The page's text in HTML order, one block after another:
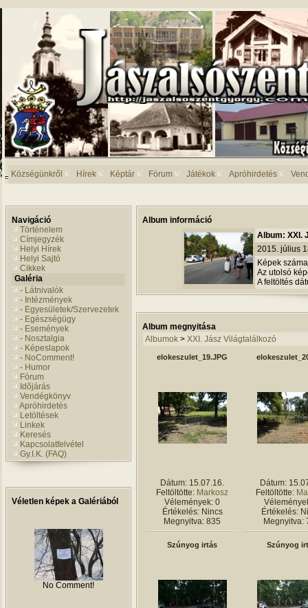
Községünkről Hírek Képtár Fórum Játékok Apróhirdetés
Navigáció
Történelem
Címjegyzék
Helyi Hírek
Helyi Sajtó
Cikkek
Galéria
- Látnivalók
- Intézmények
- Egyesületek/Szervezetek
- Egészségügy
- Események
- Nosztalgia
- Képeslapok
- NoComment!
- Humor
Fórum
Idõjárás
Vendégkönyv
Apróhirdetés
Letöltések
Linkek
Keresés
Kapcsolatfelvétel
Gy.I.K. (FAQ)
Véletlen képek a Galériából
No Comment!
Album információ
Album: XXI.
2015. július
Képek
Az utolsó
A feltöltés
Album megnyitása
Albumok > XXI. Jász Világtalálkozó
elokeszulet_19.JPG
Dátum: 15.07.16.
Feltöltötte: Markosz
Vélemények: 0
Értékelés: Nincs
Megnyitva: 835
Dátum:
Feltöltötte:
Értékelés:
Megnyitva:
Szúnyog irtás Szúnyog